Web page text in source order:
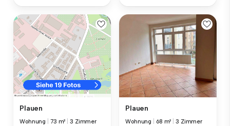
Plauen
Wohnung 73 m² |3 Zimmer
Plauen
Wohnung 68 m² |3 Zimmer